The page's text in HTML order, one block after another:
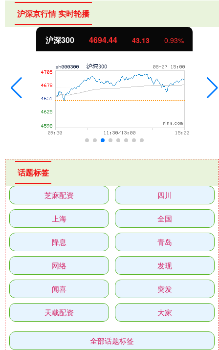
沪深京行情 实时轮播
北证50 1134.24 11.37
话题标签
芝麻配资 四川
上海 全国
降息 青岛
网络 发现
闻喜 突发
天载配资 大家
全部话题标签